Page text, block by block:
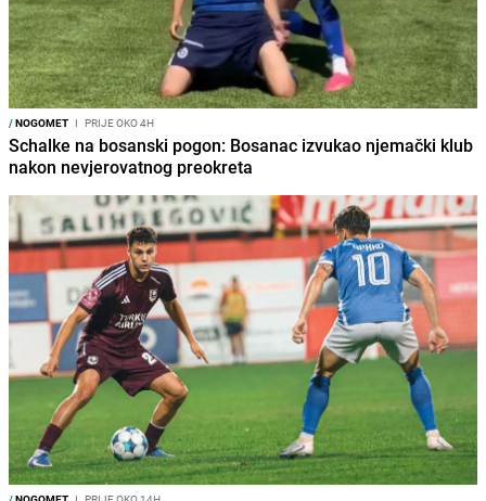
/NOGOMET I PRIJE OKO 4H
Schalke na bosanski pogon: Bosanac izvukao njemački klub
nakon nevjerovatnog preokreta